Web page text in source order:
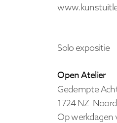
Solo expositie
Open Atelier
Gedempte
1724 NZ
Op werkdagen